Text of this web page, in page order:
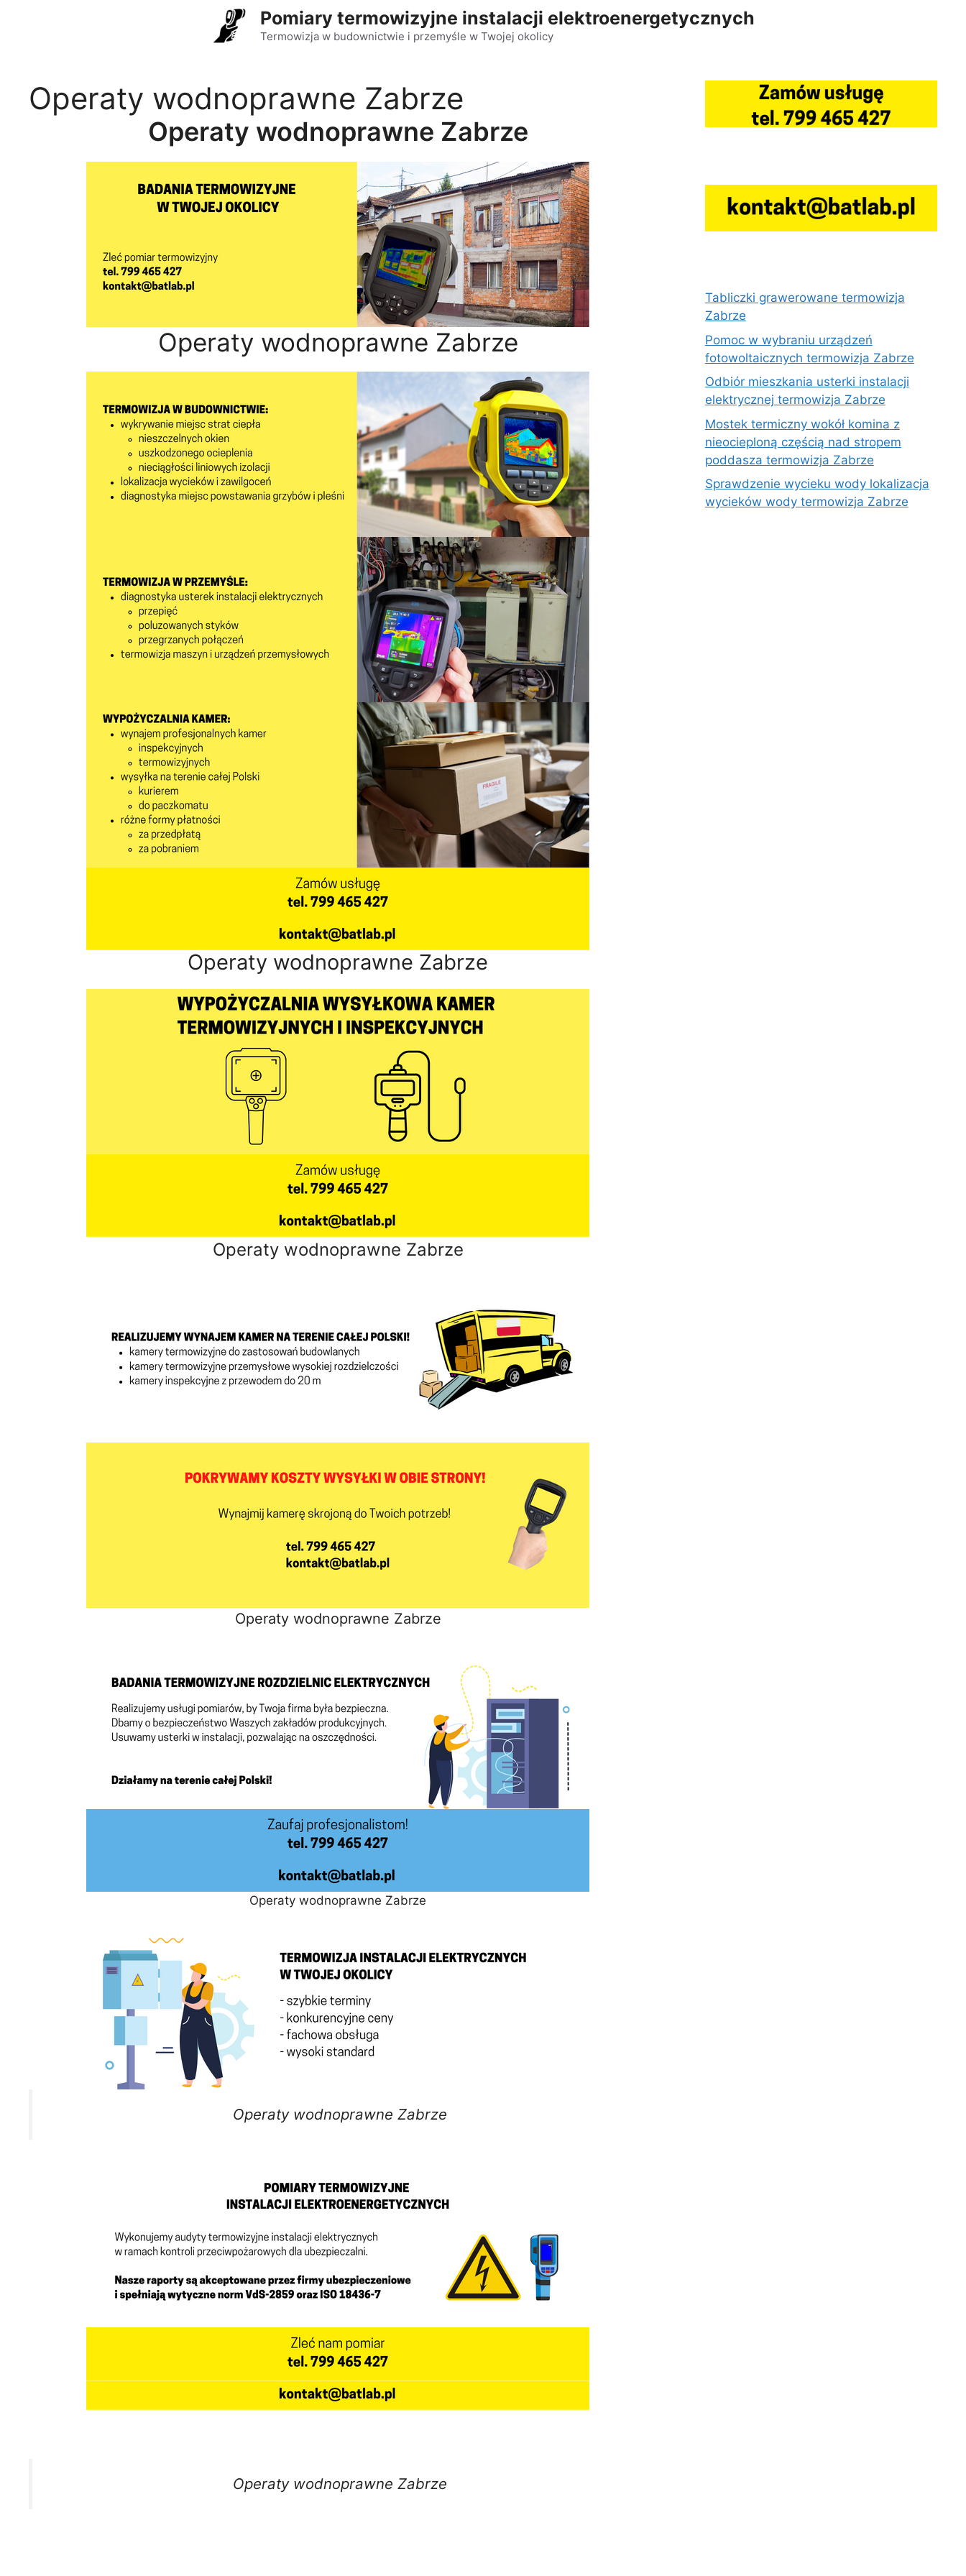
Pomiary termowizyjne instalacji elektroenergetycznych
Termowizja w budownictwie i przemyśle w Twojej okolicy
Operaty wodnoprawne Zabrze
Operaty wodnoprawne Zabrze
Operaty wodnoprawne Zabrze
Operaty wodnoprawne Zabrze
Operaty wodnoprawne Zabrze
Operaty wodnoprawne Zabrze
Operaty wodnoprawne Zabrze
Operaty wodnoprawne Zabrze
Operaty wodnoprawne Zabrze
Tabliczki grawerowane termowizja
Zabrze
Pomoc w wybraniu urządzeń
fotowoltaicznych termowizja Zabrze
Odbiór mieszkania usterki instalacji
elektrycznej termowizja Zabrze
Mostek termiczny wokół komina z
nieocieploną częścią nad stropem
poddasza termowizja Zabrze
Sprawdzenie wycieku wody lokalizacja
wycieków wody termowizja Zabrze